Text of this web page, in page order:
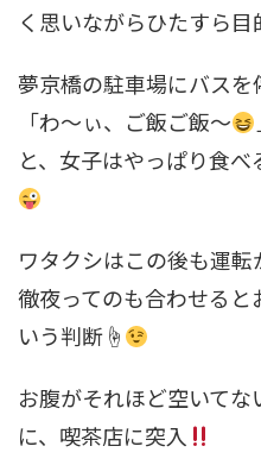
く思いながらひたすら目
夢京橋の駐車場にバスを
「わ～ぃ、ご飯ご飯～
と、女子はやっぱり食
ワタクシはこの後も運
徹夜ってのも合わせる
いう判断☝
お腹がそれほど空いて
に、喫茶店に突入